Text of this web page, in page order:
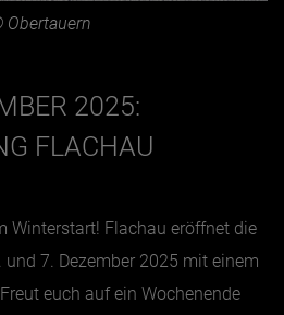
Obertauern
2025:
FLACHAU
Winterstart! Flachau eröffnet die
7. Dezember 2025 mit einem
euch auf ein Wochenende